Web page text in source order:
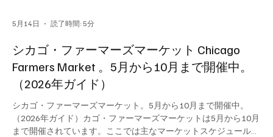
シカゴ・ファーマーズマーケット Chicago
Farmers Market 。5月から10月まで開催中。
（2026年ガイド）
シカゴ・ファーマーズマーケット。5月から10月まで開催中。
（2026年ガイド）カゴ・ファーマーズマーケットは5月から10月
まで開催されています。ここでは主なマーケットスケジュールを
5月14日 読了時間: 5分